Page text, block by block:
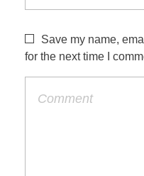
Save my name,
for the next time I